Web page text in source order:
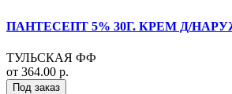
ПАНТЕСЕПТ 5% 30Г. КРЕМ Д/
ТУЛЬСКАЯ ФФ
от 364.00 р.
Под заказ